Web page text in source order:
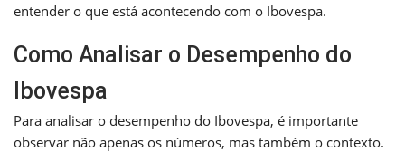
entender o que está acontecendo com o Ibovespa.
Como Analisar o Desempenho do
Ibovespa
Para analisar o desempenho do Ibovespa, é importante
observar não apenas os números, mas também o contexto.